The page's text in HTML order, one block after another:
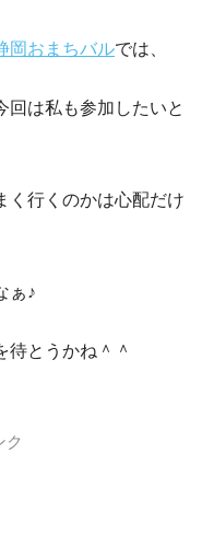
岡おまちバルでは、
回は私も参加したいと
く行くのかは心配だけ
ぁ♪
待とうかね＾＾
ク